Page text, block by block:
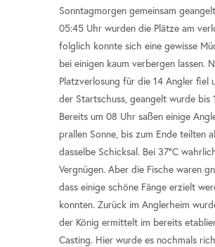
Sonntagmorgen gemeinsam
05:45 Uhr wurden die Plätze am
folglich konnte sich eine gewisse
bei einigen kaum verbergen lassen.
Platzverlosung für die 14 Angler fiel
der Startschuss, geangelt wurde bis
Bereits um 08 Uhr saßen einige
prallen Sonne, bis zum Ende teilten
dasselbe Schicksal. Bei 37°C
Vergnügen. Aber die Fische waren
dass einige schöne Fänge erzielt
konnten. Zurück im Anglerheim
der König ermittelt im bereits
Casting. Hier wurde es nochmals